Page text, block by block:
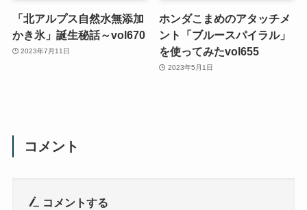
「北アルプス自然水無添加
かき氷」誕生秘話～vol670
2023年7月11日
ホンダこまめのアタッチメ
ント「ブルースパイラル」
を使ってみたvol655
2023年5月1日
コメント
コメントする